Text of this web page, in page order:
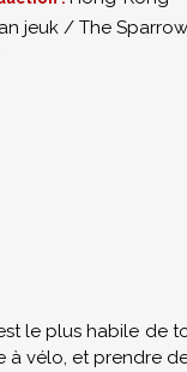
jeuk / The Sparrow
le plus habile de
à vélo, et prendre